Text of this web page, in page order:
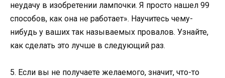
неудачу в изобретении лампочки. Я просто нашел 99
способов, как она не работает». Научитесь чему-
нибудь у ваших так называемых провалов. Узнайте,
как сделать это лучше в следующий раз.
5. Если вы не получаете желаемого, значит, что-то